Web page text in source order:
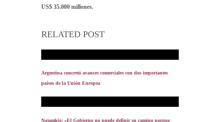
US$ 35.000 millones.
RELATED POST
Argentina concretó avances comerciales con dos importantes
países de la Unión Europea
Najamkis: «El Gobierno no puede definir su camino porque